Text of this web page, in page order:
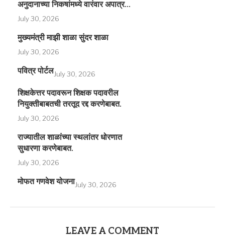
अनुदानाच्या निकषांमध्ये वारंवार अपात्र...
July 30, 2026
मुख्यमंत्री माझी शाळा सुंदर शाळा
July 30, 2026
पवित्र पोर्टलJuly 30, 2026
शिक्षकेत्तर पदावरून शिक्षक पदावरील
नियुक्तीबाबतची तरतूद रद्द करणेबाबत.
July 30, 2026
राज्यातील शाळांच्या स्थलांतर धोरणात
सुधारणा करणेबाबत.
July 30, 2026
मोफत गणवेश योजनाJuly 30, 2026
LEAVE A COMMENT